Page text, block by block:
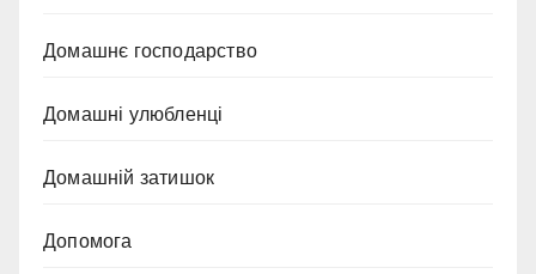
Домашнє господарство
Домашні улюбленці
Домашній затишок
Допомога